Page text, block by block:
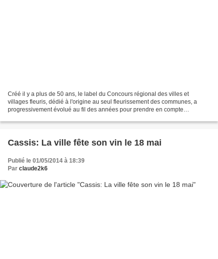
Créé il y a plus de 50 ans, le label du Concours régional des villes et
villages fleuris, dédié à l'origine au seul fleurissement des communes, a
progressivement évolué au fil des années pour prendre en compte
Cassis: La ville fête son vin le 18 mai
Publié le 01/05/2014 à 18:39
Par claude2k6